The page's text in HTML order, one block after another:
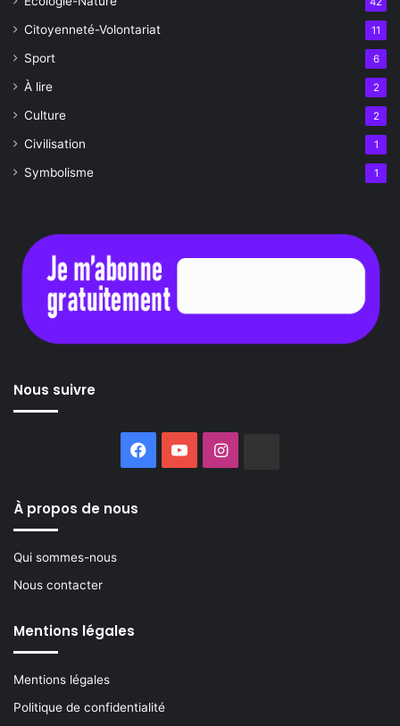
Citoyenneté-Volontariat 11
Sport 6
À lire 2
Culture 2
Civilisation 1
Symbolisme 1
Nous suivre
Facebook
YouTubeInstagram
À propos de nous
Qui sommes-nous
Nous contacter
Mentions légales
Mentions légales
Politique de confidentialité